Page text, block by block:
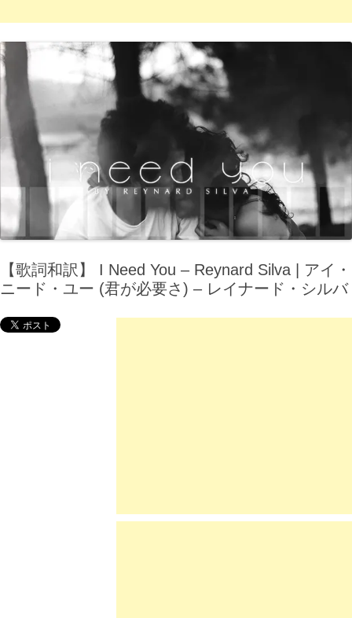
【歌詞和訳】 I Need You – Reynard Silva | アイ・
ニード・ユー (君が必要さ) – レイナード・シルバ